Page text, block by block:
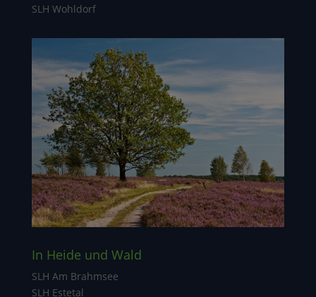
SLH Wohldorf
In Heide und Wald
SLH Am Brahmsee
SLH Estetal